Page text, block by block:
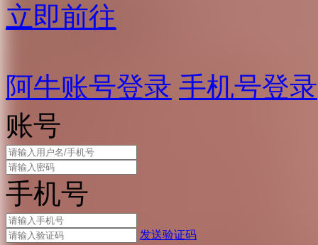
立即前往
阿牛账号登录 手机号登录
账号
手机号
发送验证码